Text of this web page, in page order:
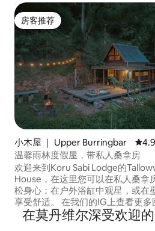
房客推荐
房客推荐
小木屋 ｜ Upper Burringbar 平
温馨雨林度假屋，带私人桑拿房
欢迎来到Koru Sabi Lodge的
House，在这里您可以在私人桑拿
松身心；在户外浴缸中观星，或在
享受舒适。 在我们的IG上查看更多图片和
视频：@koru_sabi_lodge 如果您想预订
的日期不可订，请预订我们位于同
在莫丹维尔深受欢迎